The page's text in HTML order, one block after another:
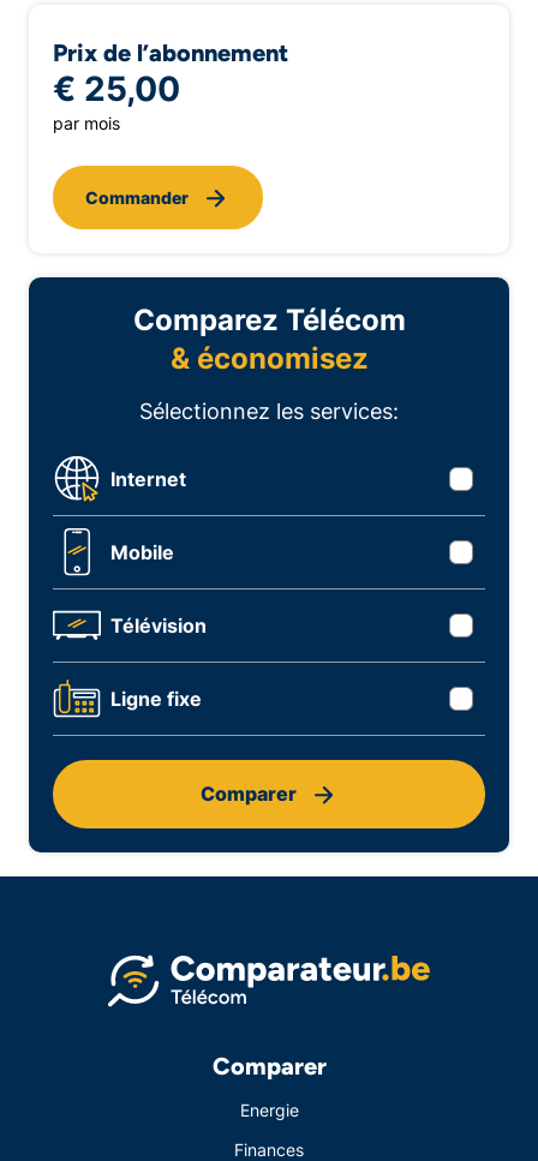
Prix de l’abonnement
€ 25,00
par mois
Commander
Comparez Télécom
& économisez
Sélectionnez les services:
Internet
Mobile
Télévision
Ligne fixe
Comparer
Comparer
Energie
Finances